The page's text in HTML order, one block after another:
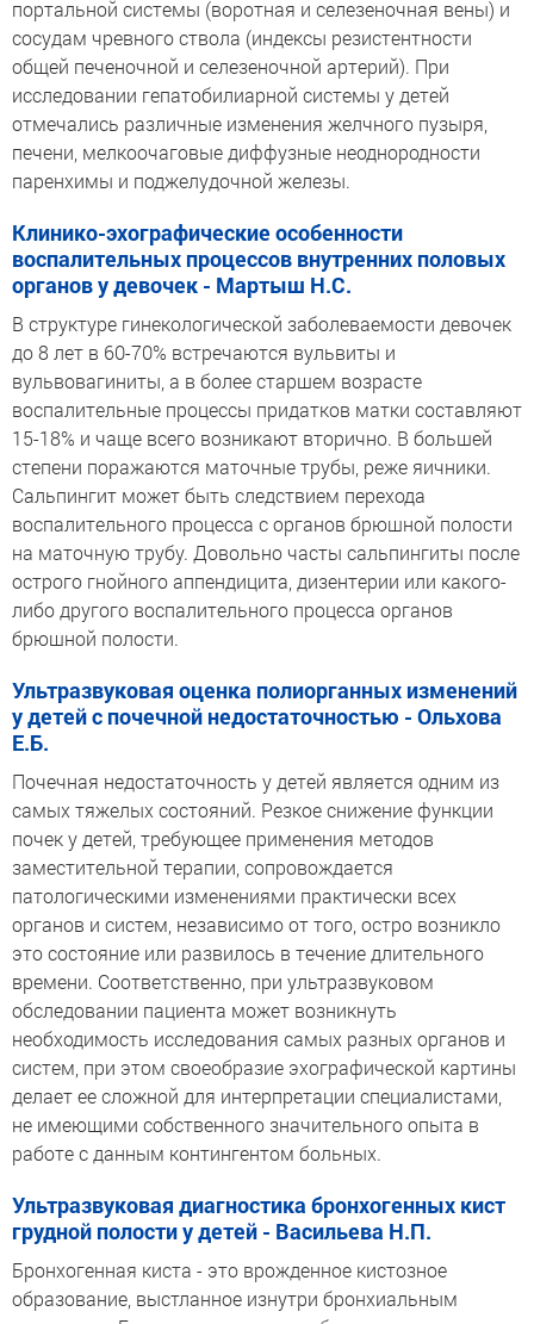
портальной системы (воротная и селезеночная вены) и
сосудам чревного ствола (индексы резистентности
общей печеночной и селезеночной артерий). При
исследовании гепатобилиарной системы у детей
отмечались различные изменения желчного пузыря,
печени, мелкоочаговые диффузные неоднородности
паренхимы и поджелудочной железы.
Клинико-эхографические особенности
воспалительных процессов внутренних половых
органов у девочек - Мартыш Н.С.
В структуре гинекологической заболеваемости девочек
до 8 лет в 60-70% встречаются вульвиты и
вульвовагиниты, а в более старшем возрасте
воспалительные процессы придатков матки составляют
15-18% и чаще всего возникают вторично. В большей
степени поражаются маточные трубы, реже яичники.
Сальпингит может быть следствием перехода
воспалительного процесса с органов брюшной полости
на маточную трубу. Довольно часты сальпингиты после
острого гнойного аппендицита, дизентерии или какого-
либо другого воспалительного процесса органов
брюшной полости.
Ультразвуковая оценка полиорганных изменений
у детей с почечной недостаточностью - Ольхова
Е.Б.
Почечная недостаточность у детей является одним из
самых тяжелых состояний. Резкое снижение функции
почек у детей, требующее применения методов
заместительной терапии, сопровождается
патологическими изменениями практически всех
органов и систем, независимо от того, остро возникло
это состояние или развилось в течение длительного
времени. Соответственно, при ультразвуковом
обследовании пациента может возникнуть
необходимость исследования самых разных органов и
систем, при этом своеобразие эхографической картины
делает ее сложной для интерпретации специалистами,
не имеющими собственного значительного опыта в
работе с данным контингентом больных.
Ультразвуковая диагностика бронхогенных кист
грудной полости у детей - Васильева Н.П.
Бронхогенная киста - это врожденное кистозное
образование, выстланное изнутри бронхиальным